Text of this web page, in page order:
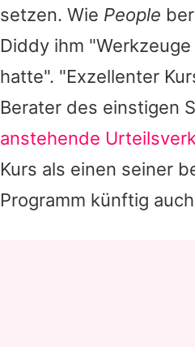
setzen. Wie People
Diddy ihm
hatte". "Exzellenter
Berater des einstigen
anstehende
Kurs als einen seiner
Programm künftig